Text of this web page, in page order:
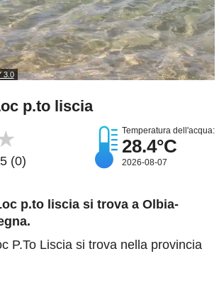
3.0
p.to liscia
(0)
Temperatura dell'acqua:
28.4°C
2026-08-07
p.to liscia si trova a Olbia-
P.To Liscia si trova nella provincia